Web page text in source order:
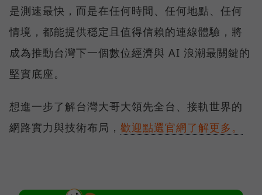
是測速最快，而是在任何時間、任何地點、任何
情境，都能提供穩定且值得信賴的連線體驗，將
成為推動台灣下一個數位經濟與 AI 浪潮最關鍵的
堅實底座。
想進一步了解台灣大哥大領先全台、接軌世界的
網路實力與技術布局， 歡迎點選官網了解更多。